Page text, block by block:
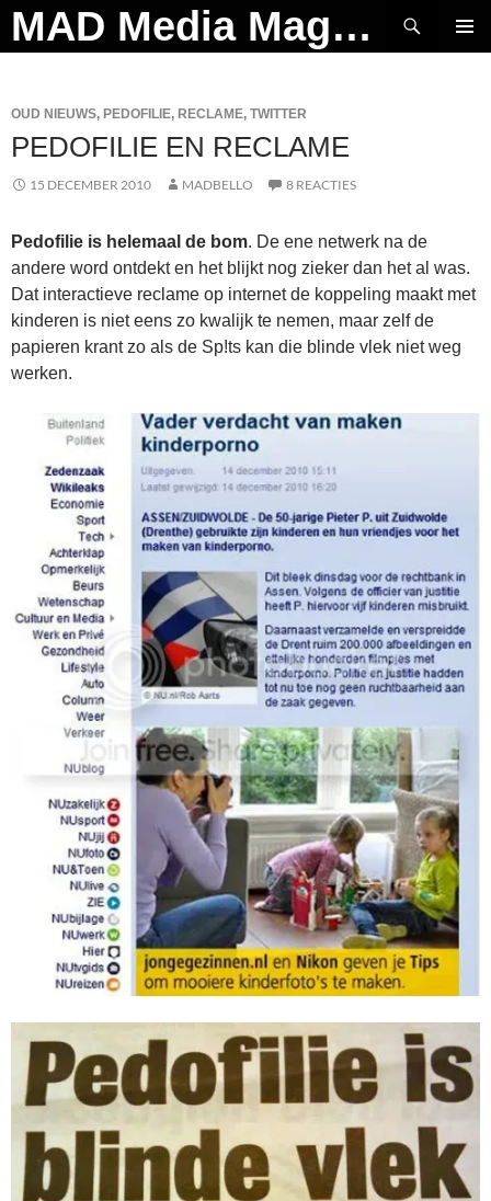
Ga
naar
MAD Media Magazine
Zoeken
OUD NIEUWS, PEDOFILIE, RECLAME, TWITTER
PEDOFILIE EN RECLAME
15 DECEMBER 2010 MADBELLO 8 REACTIES
Pedofilie is helemaal de bom. De ene netwerk na de
andere word ontdekt en het blijkt nog zieker dan het al was.
Dat interactieve reclame op internet de koppeling maakt met
kinderen is niet eens zo kwalijk te nemen, maar zelf de
papieren krant zo als de Sp!ts kan die blinde vlek niet weg
werken.